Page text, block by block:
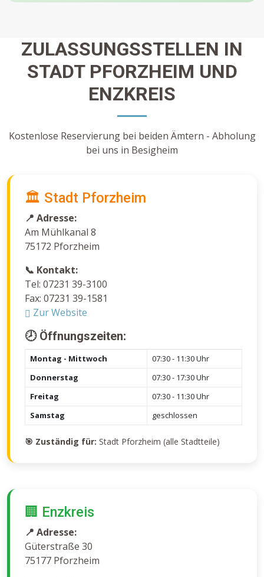
ZULASSUNGSSTELLEN IN
STADT PFORZHEIM UND
ENZKREIS
Kostenlose Reservierung bei beiden Ämtern - Abholung
bei uns in Besigheim
🏛️ Stadt Pforzheim
📍 Adresse:
Am Mühlkanal 8
75172 Pforzheim
📞 Kontakt:
Tel: 07231 39-3100
Fax: 07231 39-1581
Zur Website
🕗 Öffnungszeiten:
Montag - Mittwoch
07:30 - 11:30 Uhr
Donnerstag
07:30 - 17:30 Uhr
Freitag
07:30 - 11:30 Uhr
Samstag
geschlossen
🎯 Zuständig für: Stadt Pforzheim (alle Stadtteile)
🏢 Enzkreis
📍 Adresse:
Güterstraße 30
75177 Pforzheim